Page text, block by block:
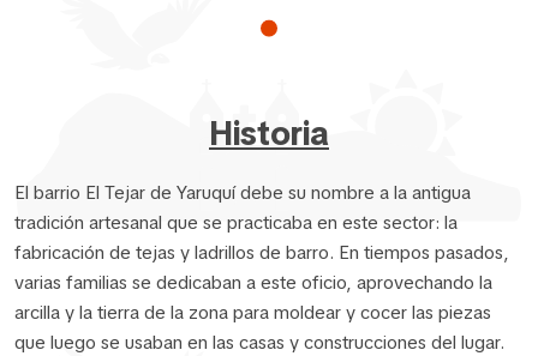
Historia
El barrio El Tejar de Yaruquí debe su nombre a la antigua
tradición artesanal que se practicaba en este sector: la
fabricación de tejas y ladrillos de barro. En tiempos pasados,
varias familias se dedicaban a este oficio, aprovechando la
arcilla y la tierra de la zona para moldear y cocer las piezas
que luego se usaban en las casas y construcciones del lugar.